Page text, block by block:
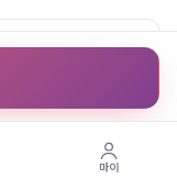
2021.11.05
마이